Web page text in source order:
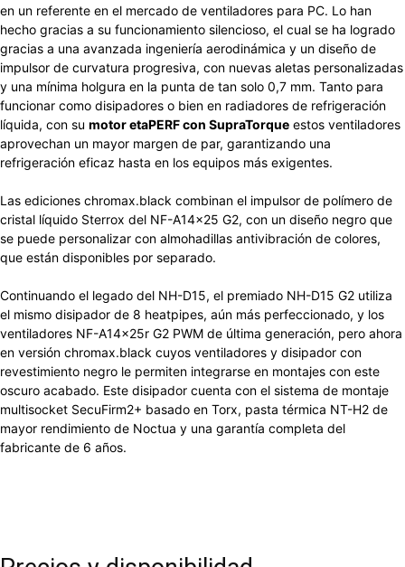
en un referente en el mercado de ventiladores para PC. Lo han
hecho gracias a su funcionamiento silencioso, el cual se ha logrado
gracias a una avanzada ingeniería aerodinámica y un diseño de
impulsor de curvatura progresiva, con nuevas aletas personalizadas
y una mínima holgura en la punta de tan solo 0,7 mm. Tanto para
funcionar como disipadores o bien en radiadores de refrigeración
líquida, con su motor etaPERF con SupraTorque estos ventiladores
aprovechan un mayor margen de par, garantizando una
refrigeración eficaz hasta en los equipos más exigentes.
Las ediciones chromax.black combinan el impulsor de polímero de
cristal líquido Sterrox del NF-A14x25 G2, con un diseño negro que
se puede personalizar con almohadillas antivibración de colores,
que están disponibles por separado.
Continuando el legado del NH-D15, el premiado NH-D15 G2 utiliza
el mismo disipador de 8 heatpipes, aún más perfeccionado, y los
ventiladores NF-A14x25r G2 PWM de última generación, pero ahora
en versión chromax.black cuyos ventiladores y disipador con
revestimiento negro le permiten integrarse en montajes con este
oscuro acabado. Este disipador cuenta con el sistema de montaje
multisocket SecuFirm2+ basado en Torx, pasta térmica NT-H2 de
mayor rendimiento de Noctua y una garantía completa del
fabricante de 6 años.